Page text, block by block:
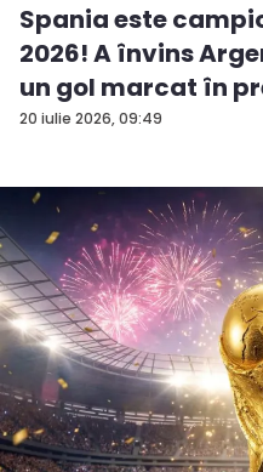
20 iulie 2026, 09:49
Spania este
2026! A învins
un gol marcat în